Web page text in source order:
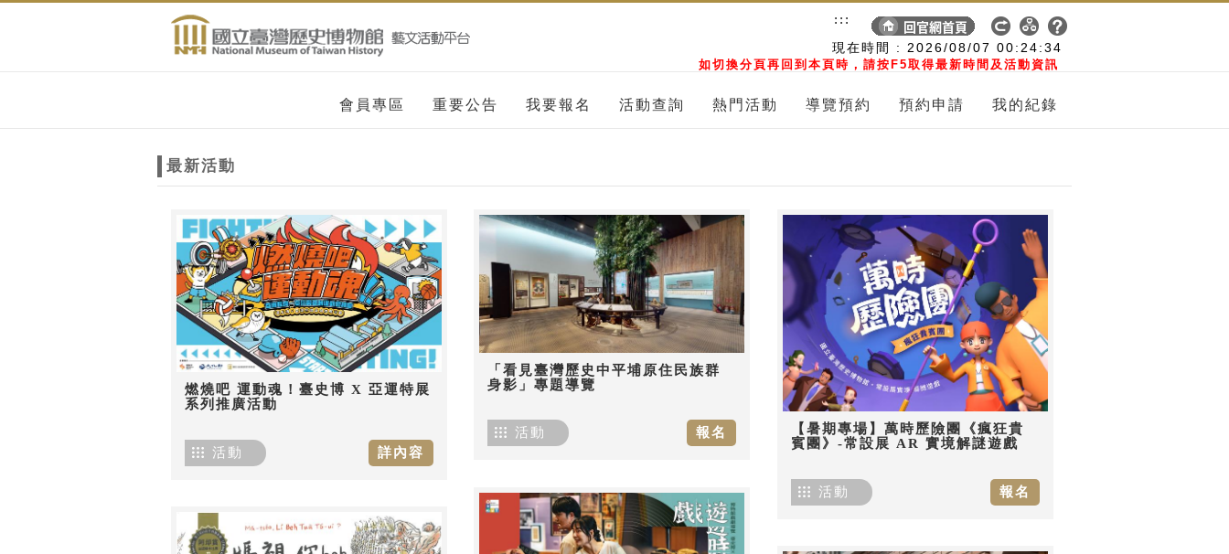
現在時間 : 2026/08/07 00:24:34
如切換分頁再回到本頁時，請按F5取得最新時間及活動資訊
:::
會員專區 重要公告 我要報名 活動查詢 熱門活動 導覽預約 預約申請 我的紀錄
最新活動
燃燒吧 運動魂！臺史博 X 亞運特展
系列推廣活動
詳內容
活動
「看見臺灣歷史中平埔原住民族群
身影」專題導覽
報名
活動
【暑期專場】萬時歷險團《瘋狂貴
賓團》-常設展 AR 實境解謎遊戲
報名
活動